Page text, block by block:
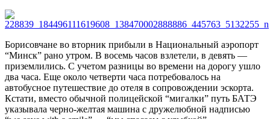
Борисовчане во вторник прибыли в Национальный аэропорт
“Минск” рано утром. В восемь часов взлетели, в девять —
приземлились. С учетом разницы во времени на дорогу ушло
два часа. Еще около четверти часа потребовалось на
автобусное путешествие до отеля в сопровождении эскорта.
Кстати, вместо обычной полицейской “мигалки” путь БАТЭ
указывала черно-желтая машина с дружелюбной надписью